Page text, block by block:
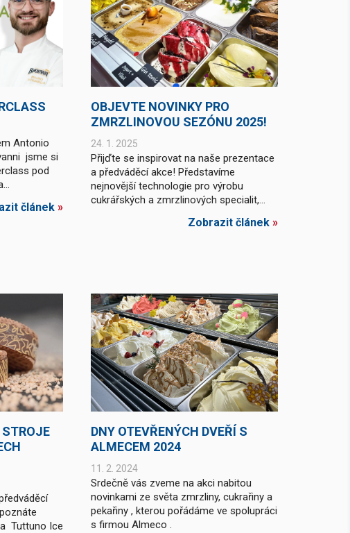
Antonio
jsme si
pod
článek »
OBJEVTE NOVINKY PRO
ZMRZLINOVOU SEZÓNU 2025!
24. 1. 2025
Přijďte se inspirovat na naše prezentace
a předváděcí akce! Představíme
nejnovější technologie pro výrobu
cukrářských a zmrzlinových specialit,...
Zobrazit článek »
Tuttuno Ice
DNY OTEVŘENÝCH DVEŘÍ S
ALMECEM 2024
11. 2. 2024
Srdečně vás zveme na akci nabitou
novinkami ze světa zmrzliny, cukrařiny a
pekařiny , kterou pořádáme ve spolupráci
s firmou Almeco .